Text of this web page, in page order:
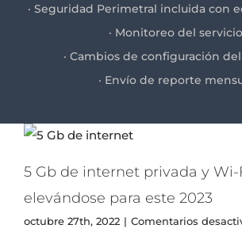
· Seguridad Perimetral incluida con
· Monitoreo del
· Cambios de configuración
· Envío de reporte
5 Gb de internet privada y Wi-
elevándose para este 2023
octubre 27th, 2022 | Comentarios